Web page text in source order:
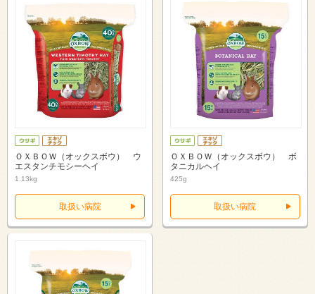
ＯＸＢＯＷ（オックスボウ） ウ
エスタンチモシーヘイ
1.13kg
取扱い病院
ＯＸＢＯＷ（オックスボウ） ボ
タニカルヘイ
425g
取扱い病院